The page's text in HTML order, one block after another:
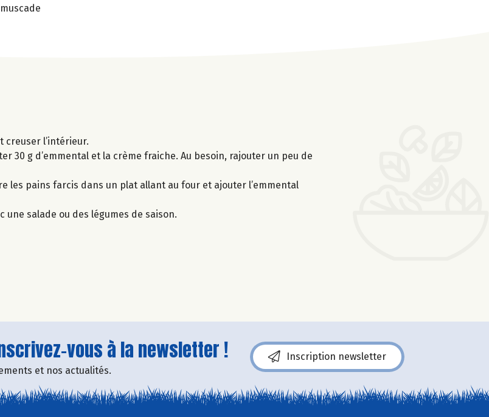
creuser l’intérieur.
30 g d’emmental et la crème fraiche. Au besoin, rajouter un peu de
les pains farcis dans un plat allant au four et ajouter l’emmental
une salade ou des légumes de saison.
vous à la newsletter !
et nos actualités.
Inscription newsletter